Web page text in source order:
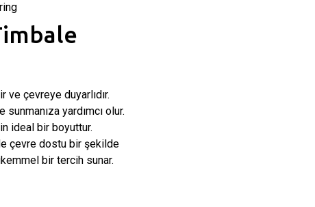
çevreye duyarlıdır.
yardımcı olur.
ideal bir boyuttur.
çevre dostu bir şekilde
bir tercih sunar.